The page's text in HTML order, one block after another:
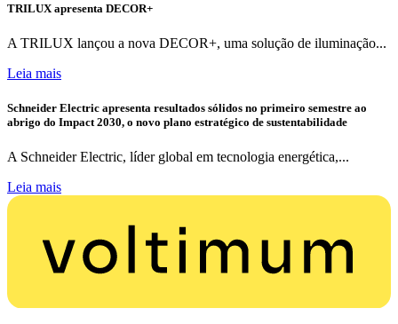
TRILUX apresenta DECOR+
A TRILUX lançou a nova DECOR+, uma solução de iluminação...
Leia mais
Schneider Electric apresenta resultados sólidos no primeiro semestre ao
abrigo do Impact 2030, o novo plano estratégico de sustentabilidade
A Schneider Electric, líder global em tecnologia energética,...
Leia mais